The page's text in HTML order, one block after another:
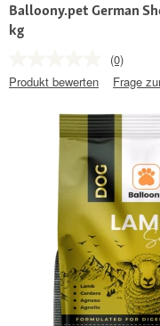
Balloony.pet German
kg
(0)
Produkt bewerten
Frage